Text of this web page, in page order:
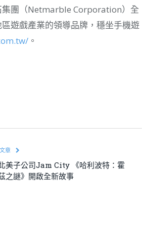
集團（Netmarble Corporation）全
遊戲產業的領導品牌，穩坐手機遊
。
章
美子公司Jam City 《哈利波特：霍
之謎》開啟全新故事